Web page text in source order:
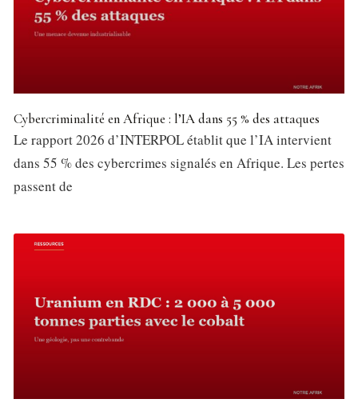
Cybercriminalité en Afrique : l’IA dans 55 % des attaques
Le rapport 2026 d’INTERPOL établit que l’IA intervient
dans 55 % des cybercrimes signalés en Afrique. Les pertes
passent de